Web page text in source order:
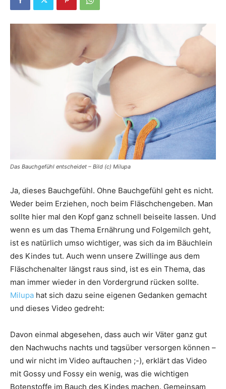
Das Bauchgefühl entscheidet – Bild (c) Milupa
Ja, dieses Bauchgefühl. Ohne Bauchgefühl geht es nicht.
Weder beim Erziehen, noch beim Fläschchengeben. Man
sollte hier mal den Kopf ganz schnell beiseite lassen. Und
wenn es um das Thema Ernährung und Folgemilch geht,
ist es natürlich umso wichtiger, was sich da im Bäuchlein
des Kindes tut. Auch wenn unsere Zwillinge aus dem
Fläschchenalter längst raus sind, ist es ein Thema, das
man immer wieder in den Vordergrund rücken sollte.
Milupa hat sich dazu seine eigenen Gedanken gemacht
und dieses Video gedreht:
Davon einmal abgesehen, dass auch wir Väter ganz gut
den Nachwuchs nachts und tagsüber versorgen können –
und wir nicht im Video auftauchen ;-), erklärt das Video
mit Gossy und Fossy ein wenig, was die wichtigen
Botenstoffe im Bauch des Kindes machen. Gemeinsam